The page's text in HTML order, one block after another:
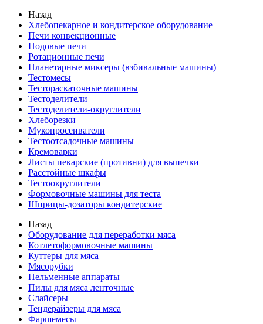
Назад
Хлебопекарное и кондитерское оборудование
Печи конвекционные
Подовые печи
Ротационные печи
Планетарные миксеры (взбивальные машины)
Тестомесы
Тестораскаточные машины
Тестоделители
Тестоделители-округлители
Хлеборезки
Мукопросеиватели
Тестоотсадочные машины
Кремоварки
Листы пекарские (противни) для выпечки
Расстойные шкафы
Тестоокруглители
Формовочные машины для теста
Шприцы-дозаторы кондитерские
Назад
Оборудование для переработки мяса
Котлетоформовочные машины
Куттеры для мяса
Мясорубки
Пельменные аппараты
Пилы для мяса ленточные
Слайсеры
Тендерайзеры для мяса
Фаршемесы